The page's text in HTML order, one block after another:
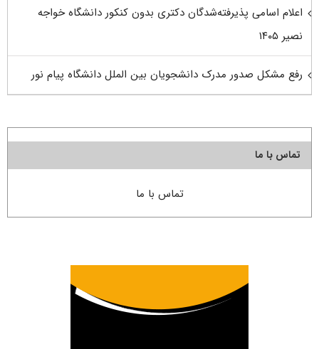
اعلام اسامی پذیرفته‌شدگان دکتری بدون کنکور دانشگاه خواجه
نصیر ۱۴۰۵
رفع مشکل صدور مدرک دانشجویان بین الملل دانشگاه پیام نور
تماس با ما
تماس با ما